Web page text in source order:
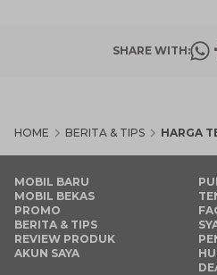
SHARE WITH:
HOME BERITA & TIPS HARGA
MOBIL BARU
MOBIL BEKAS
PROMO
BERITA & TIPS
REVIEW PRODUK
AKUN SAYA